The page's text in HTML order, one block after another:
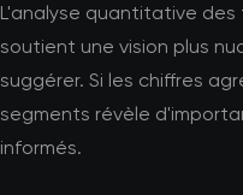
L'analyse quantitative
soutient une vision plus
suggérer. Si les chiffres
segments révèle
informés.